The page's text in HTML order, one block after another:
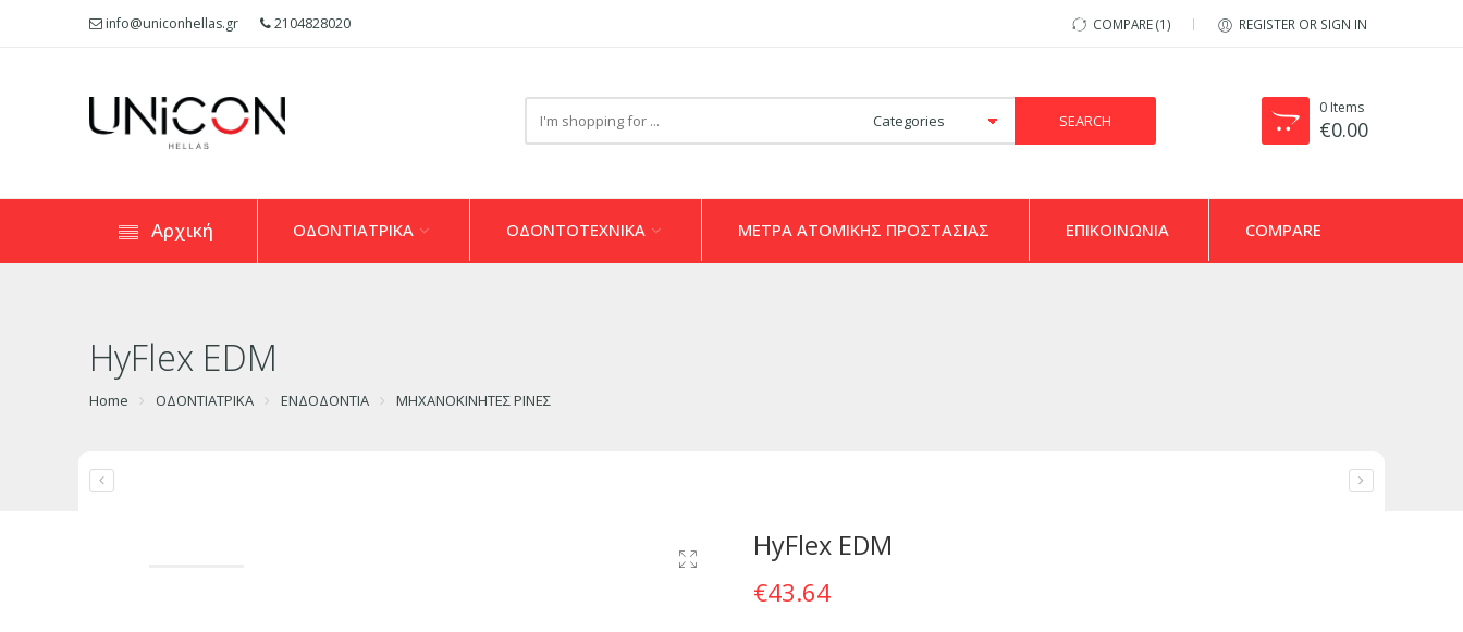
info@uniconhellas.gr 2104828020 COMPARE 1 REGISTER OR SIGN IN
Search
here
0 Items
€0.00
Αρχική ΟΔΟΝΤΙΑΤΡΙΚΑ ΟΔΟΝΤΟΤΕΧΝΙΚΑ ΜΕΤΡΑ ΑΤΟΜΙΚΗΣ ΠΡΟΣΤΑΣΙΑΣ ΕΠΙΚΟΙΝΩΝΙΑ COMPARE
HyFlex EDM
Home ΟΔΟΝΤΙΑΤΡΙΚΑ ΕΝΔΟΔΟΝΤΙΑ ΜΗΧΑΝΟΚΙΝΗΤΕΣ ΡΙΝΕΣ
HyFlex EDM
€43.64